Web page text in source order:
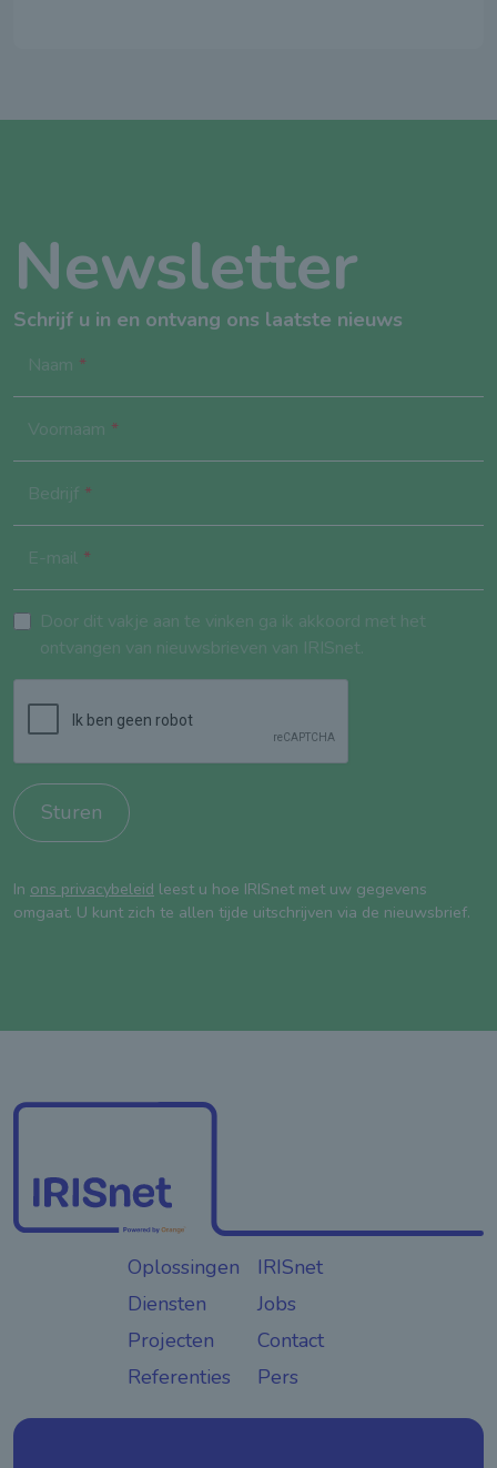
Newsletter
Schrijf u in en ontvang ons laatste nieuws
Naam
Voornaam
Bedrijf
E-mail
Door dit vakje aan te vinken ga ik akkoord met het
ontvangen van nieuwsbrieven van IRISnet.
Sturen
In ons privacybeleid leest u hoe IRISnet met uw gegevens
omgaat. U kunt zich te allen tijde uitschrijven via de nieuwsbrief.
Oplossingen
Diensten
Projecten
Referenties
IRISnet
Jobs
Contact
Pers